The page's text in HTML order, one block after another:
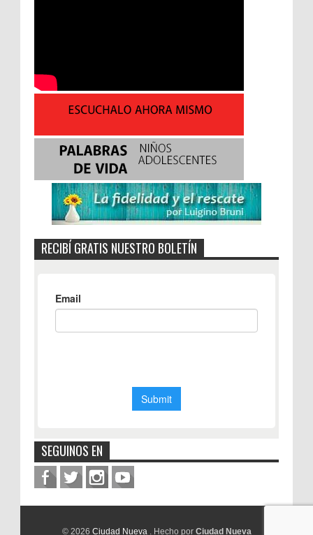
RECIBÍ GRATIS NUESTRO BOLETÍN
SEGUINOS EN
© 2026 Ciudad Nueva . Hecho por Ciudad Nueva